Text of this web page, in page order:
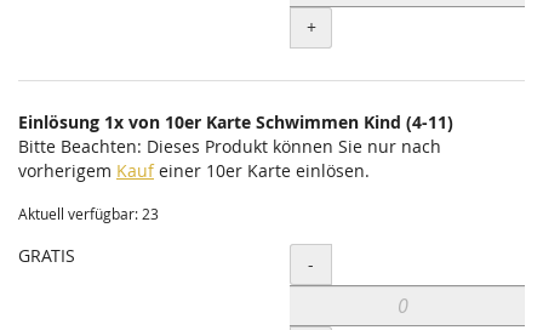
+
Einlösung 1x von 10er Karte Schwimmen Kind (4-11)
Bitte Beachten: Dieses Produkt können Sie nur nach
vorherigem Kaufeiner 10er Karte einlösen.
Aktuell verfügbar: 23
GRATIS Menge
-